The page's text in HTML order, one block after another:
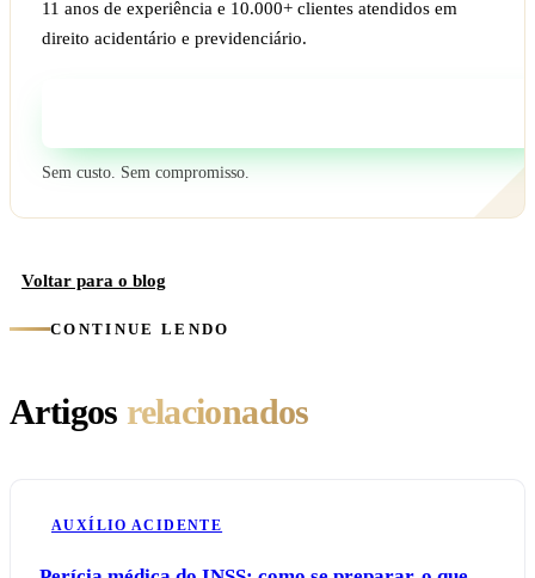
11 anos de experiência e 10.000+ clientes atendidos em
direito acidentário e previdenciário.
Sem custo. Sem compromisso.
Voltar para o blog
CONTINUE LENDO
Artigos relacionados
AUXÍLIO ACIDENTE